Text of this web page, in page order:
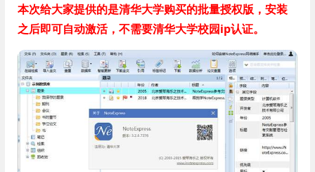
本次给大家提供的是清华大学购买的批量授权版，安装
之后即可自动激活，不需要清华大学校园ip认证。